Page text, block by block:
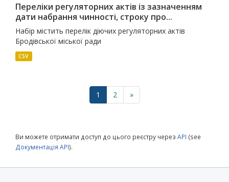
Переліки регуляторних актів із зазначенням
дати набрання чинності, строку про...
Набір містить перелік діючих регуляторних актів
Бродівської міської ради
CSV
1 2 »
Ви можете отримати доступ до цього реєстру через API (see
Документація API).